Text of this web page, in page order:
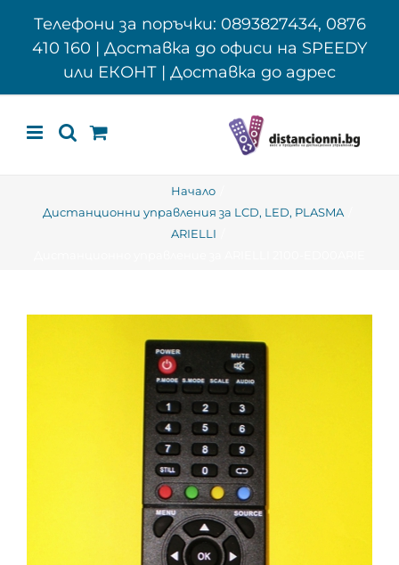
Телефони за поръчки: 0893827434, 0876
410 160 | Доставка до офиси на SPEEDY
или ЕКОНТ | Доставка до адрес
Начало
Дистанционни управления за LCD, LED, PLASMA
ARIELLI